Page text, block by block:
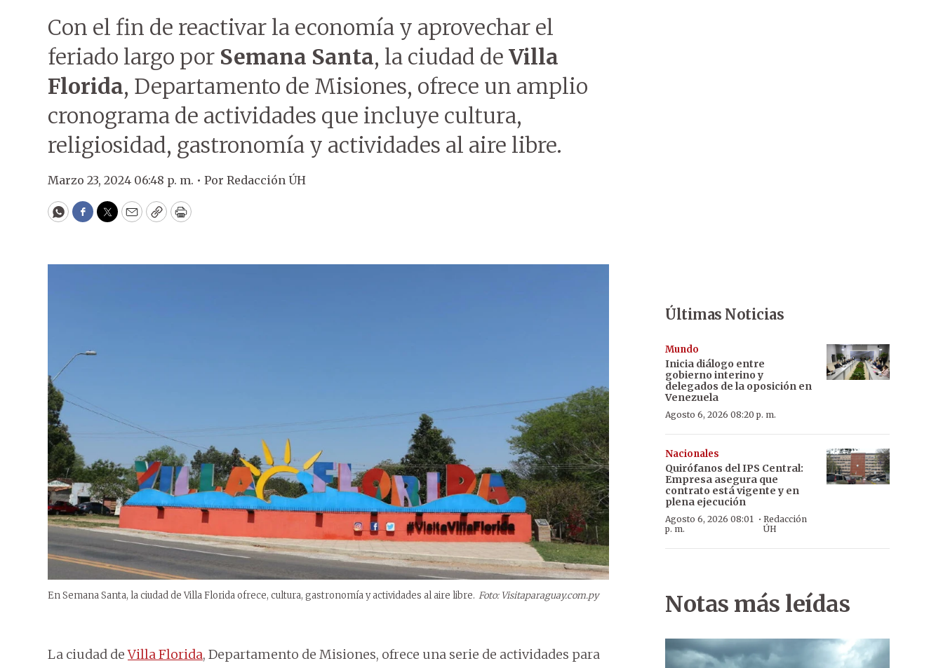
Con el fin de reactivar la economía y aprovechar el
feriado largo por Semana Santa, la ciudad de Villa
Florida, Departamento de Misiones, ofrece un amplio
cronograma de actividades que incluye cultura,
religiosidad, gastronomía y actividades al aire libre.
Marzo 23, 2024 06:48 p. m. • Por Redacción ÚH
WhatsApp
Facebook
Twitter
EmailCopyPrint
En Semana Santa, la ciudad de Villa Florida ofrece, cultura, gastronomía y actividades al aire libre. Foto: Visitaparaguay.com.py
La ciudad deVilla Florida, Departamento de Misiones, ofrece una serie de actividades para
Últimas Noticias
Mundo
Inicia diálogo entre
gobierno interino y
delegados de la oposición en
Venezuela
Agosto 6, 2026 08:20 p. m.
Nacionales
Quirófanos del IPS Central:
Empresa asegura que
contrato está vigente y en
plena ejecución
Agosto 6, 2026 08:01
p. m.
·Redacción
ÚH
Notas más leídas